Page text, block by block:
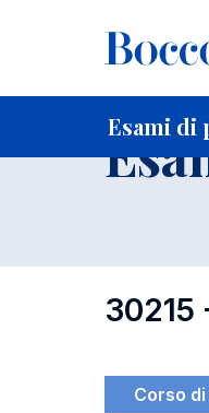
Esami di
Home Per
30215
Corso